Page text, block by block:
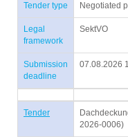
Tender type Negotiated
Legal
framework
SektVO
Submission
deadline
07.08.2026
Tender
2026-0006)